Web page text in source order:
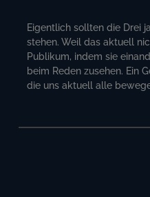
Eigentlich sollten die Drei
stehen. Weil das aktuell
Publikum, indem sie
beim Reden zusehen. Ein
die uns aktuell alle